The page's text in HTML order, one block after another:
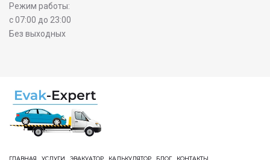
Режим работы:
с 07:00 до 23:00
Без выходных
ГЛАВНАЯ УСЛУГИ ЭВАКУАТОР КАЛЬКУЛЯТОР БЛОГ КОНТАКТЫ